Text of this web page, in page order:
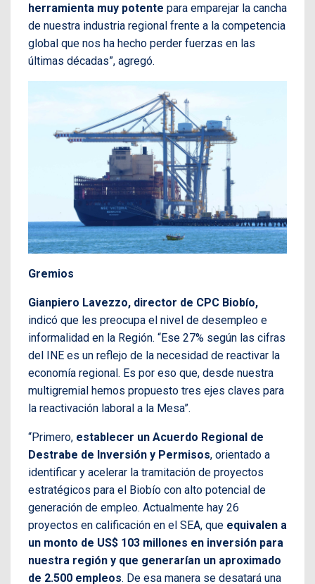
herramienta muy potente para emparejar la cancha
de nuestra industria regional frente a la competencia
global que nos ha hecho perder fuerzas en las
últimas décadas”, agregó.
Gremios
Gianpiero Lavezzo, director de CPC Biobío,
indicó que les preocupa el nivel de desempleo e
informalidad en la Región. “Ese 27% según las cifras
del INE es un reflejo de la necesidad de reactivar la
economía regional. Es por eso que, desde nuestra
multigremial hemos propuesto tres ejes claves para
la reactivación laboral a la Mesa”.
“Primero, establecer un Acuerdo Regional de
Destrabe de Inversión y Permisos, orientado a
identificar y acelerar la tramitación de proyectos
estratégicos para el Biobío con alto potencial de
generación de empleo. Actualmente hay 26
proyectos en calificación en el SEA, que equivalen a
un monto de US$ 103 millones en inversión para
nuestra región y que generarían un aproximado
de 2.500 empleos. De esa manera se desatará una